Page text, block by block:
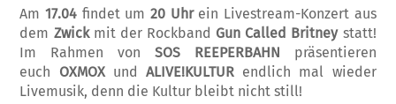
Am17.04 findet um20 Uhr ein Livestream-Konzert aus
dem Zwick mit der Rockband Gun Called Britney statt!
Im Rahmen von SOS REEPERBAHN präsentieren
euch OXMOX undALIVE!KULTUR endlich mal wieder
Livemusik, denn die Kultur bleibt nicht still!